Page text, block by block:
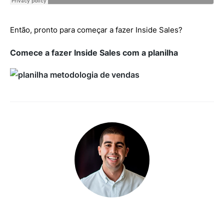
Então, pronto para começar a fazer Inside Sales?
Comece a fazer Inside Sales com a planilha